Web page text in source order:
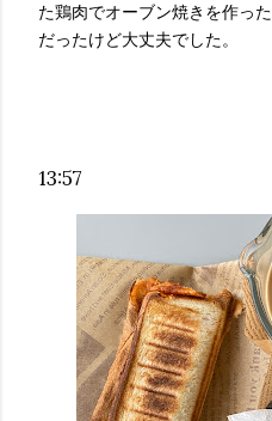
た鶏肉でオーブン焼きを作っ
だったけど大丈夫でした。
13:57